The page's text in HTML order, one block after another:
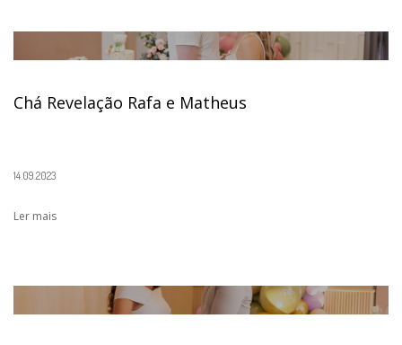
Chá Revelação Rafa e Matheus
14.09.2023
Ler mais